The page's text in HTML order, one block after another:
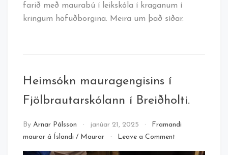
farið með maurabú í leikskóla í kraganum í
kringum höfuðborgina. Meira um það síðar.
Heimsókn mauragengisins í
Fjölbrautarskólann í Breiðholti.
By Arnar Pálsson janúar 21, 2025
Framandi
maurar á Íslandi / Maurar Leave a Commenton